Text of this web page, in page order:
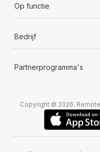
Op functie
Bedrijf
Partnerprogramma's
Copyright © 2026.